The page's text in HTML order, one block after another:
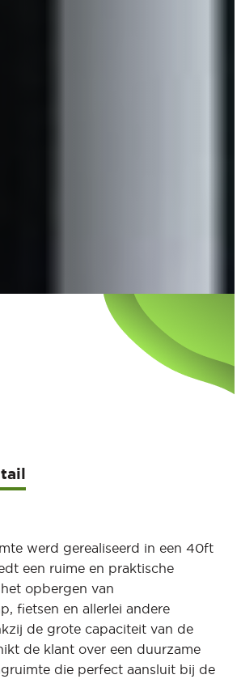
werd gerealiseerd in een 40ft
een ruime en praktische
opbergen van
fietsen en allerlei andere
de grote capaciteit van de
de klant over een duurzame
die perfect aansluit bij de